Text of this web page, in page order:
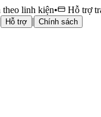
theo linh kiện• Hỗ trợ
Hỗ trợ | Chính sách